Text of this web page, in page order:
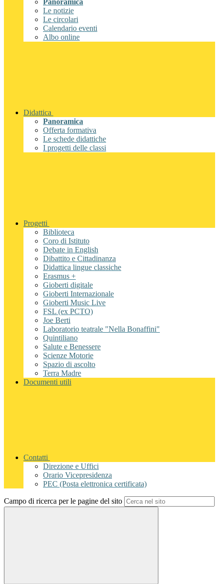
Panoramica
Le notizie
Le circolari
Calendario eventi
Albo online
Didattica
Panoramica
Offerta formativa
Le schede didattiche
I progetti delle classi
Progetti
Biblioteca
Coro di Istituto
Debate in English
Dibattito e Cittadinanza
Didattica lingue classiche
Erasmus +
Gioberti digitale
Gioberti Internazionale
Gioberti Music Live
FSL (ex PCTO)
Joe Berti
Laboratorio teatrale "Nella Bonaffini"
Quintiliano
Salute e Benessere
Scienze Motorie
Spazio di ascolto
Terra Madre
Documenti utili
Contatti
Direzione e Uffici
Orario Vicepresidenza
PEC (Posta elettronica certificata)
Campo di ricerca per le pagine del sito